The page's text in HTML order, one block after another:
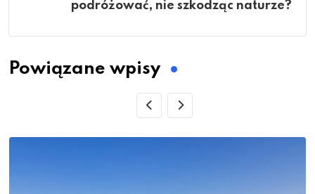
podróżować, nie szkodząc naturze?
Powiązane wpisy